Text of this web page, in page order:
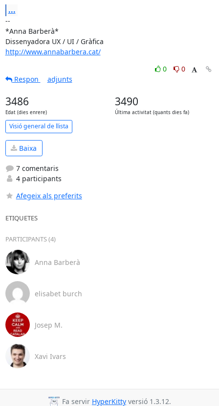
...
--
*Anna Barberà*
http://www.annabarbera.cat/
0
0
Respon
adjunts
3486
Edat (dies enrere)
3490
Última activitat (quants dies fa)
Visió general de llista
Baixa
7 comentaris
4 participants
Afegeix als preferits
ETIQUETES
PARTICIPANTS (4)
Anna Barberà
elisabet burch
Josep M.
Xavi Ivars
Fa servir HyperKitty versió 1.3.12.